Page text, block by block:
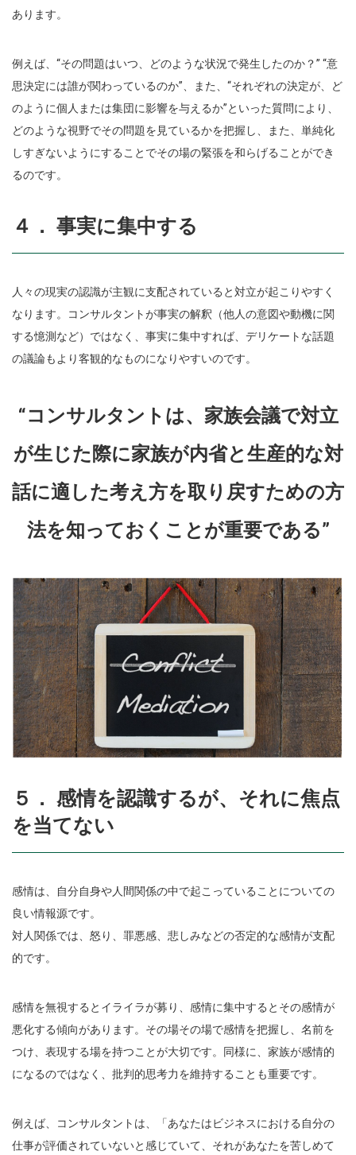
あります。
例えば、“その問題はいつ、どのような状況で発生したのか？” “意
思決定には誰が関わっているのか”、また、“それぞれの決定が、ど
のように個人または集団に影響を与えるか”といった質問により、
どのような視野でその問題を見ているかを把握し、また、単純化
しすぎないようにすることでその場の緊張を和らげることができ
るのです。
４． 事実に集中する
人々の現実の認識が主観に支配されていると対立が起こりやすく
なります。コンサルタントが事実の解釈（他人の意図や動機に関
する憶測など）ではなく、事実に集中すれば、デリケートな話題
の議論もより客観的なものになりやすいのです。
“コンサルタントは、家族会議で対立
が生じた際に家族が内省と生産的な対
話に適した考え方を取り戻すための方
法を知っておくことが重要である”
５． 感情を認識するが、それに焦点
を当てない
感情は、自分自身や人間関係の中で起こっていることについての
良い情報源です。
対人関係では、怒り、罪悪感、悲しみなどの否定的な感情が支配
的です。
感情を無視するとイライラが募り、感情に集中するとその感情が
悪化する傾向があります。その場その場で感情を把握し、名前を
つけ、表現する場を持つことが大切です。同様に、家族が感情的
になるのではなく、批判的思考力を維持することも重要です。
例えば、コンサルタントは、「あなたはビジネスにおける自分の
仕事が評価されていないと感じていて、それがあなたを苦しめて